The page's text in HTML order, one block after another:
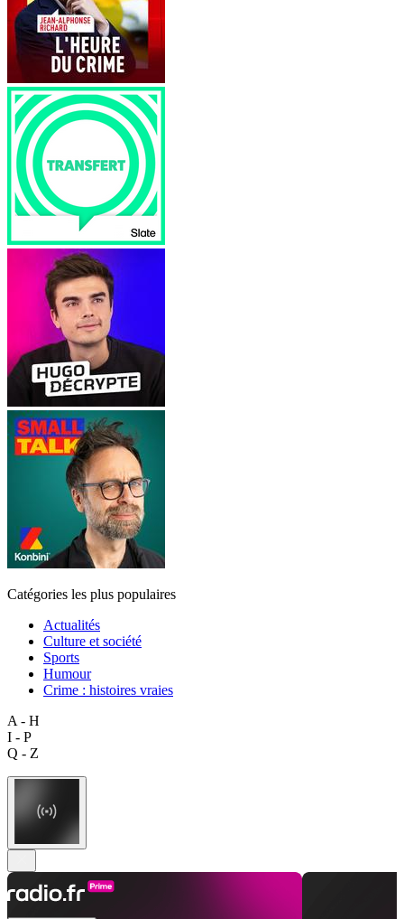
Catégories les plus populaires
Actualités
Culture et société
Sports
Humour
Crime : histoires vraies
A - H
I - P
Q - Z